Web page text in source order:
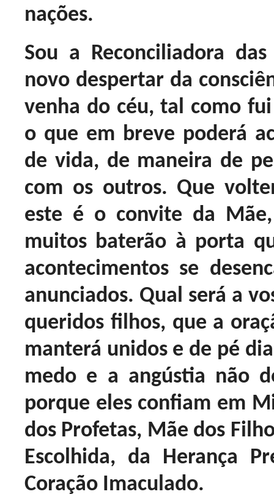
nações.
Sou a Reconciliadora
novo despertar da
venha do céu, tal como
o que em breve poderá
de vida, de maneira de
com os outros. Que
este é o convite da
muitos baterão à porta
acontecimentos se
anunciados. Qual será a
queridos filhos, que a
manterá unidos e de pé
medo e a angústia não
porque eles confiam em
dos Profetas, Mãe dos
Escolhida, da Herança
Coração Imaculado.